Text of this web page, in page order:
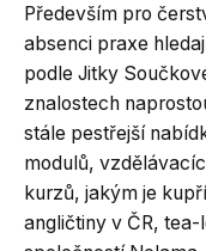
Především pro
absenci praxe
podle Jitky
znalostech
stále pestřejší
modulů,
kurzů, jakým je
angličtiny v ČR,